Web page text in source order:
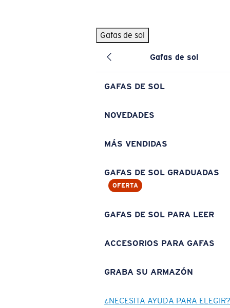
Gafas de sol
Gafas de sol
GAFAS DE SOL
NOVEDADES
MÁS VENDIDAS
GAFAS DE SOL GRADUADAS
OFERTA
GAFAS DE SOL PARA LEER
ACCESORIOS PARA GAFAS
GRABA SU ARMAZÓN
¿NECESITA AYUDA PARA ELEGIR?
BÚSQUEDAS POPULARES
Pilothouse PRO Limited Edition Pack Exclusivo
Gafas de sol personalizadas
Los más vendidos de gafas de sol